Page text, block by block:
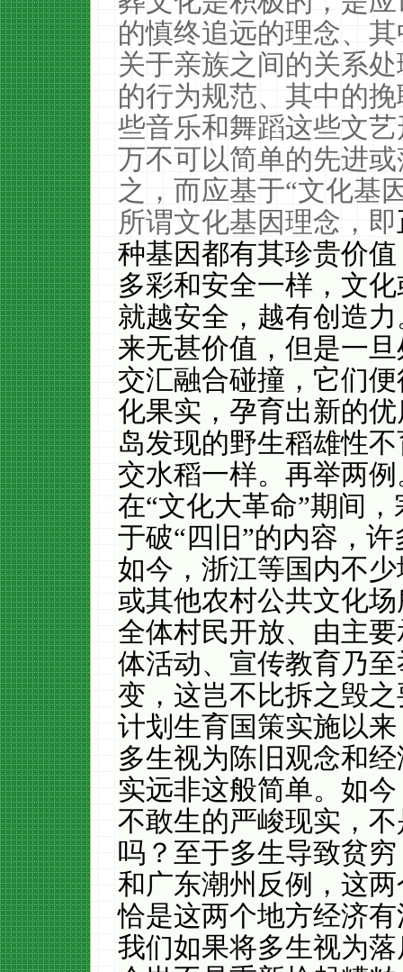
的慎终追远的理念、
关于亲族之间的关系
的行为规范、其中的
些音乐和舞蹈这些文
万不可以简单的先进
之，而应基于“文化基
所谓文化基因理念，即
种基因都有其珍贵价
多彩和安全一样，文
就越安全，越有创造
来无甚价值，但是一
交汇融合碰撞，它们
化果实，孕育出新的
岛发现的野生稻雄性
交水稻一样。再举两
在“文化大革命”期间
于破“四旧”的内容，
如今，浙江等国内不
或其他农村公共文化
全体村民开放、由主
体活动、宣传教育乃
变，这岂不比拆之毁
计划生育国策实施以
多生视为陈旧观念和
实远非这般简单。如
不敢生的严峻现实，
吗？至于多生导致贫
和广东潮州反例，这
恰是这两个地方经济
我们如果将多生视为